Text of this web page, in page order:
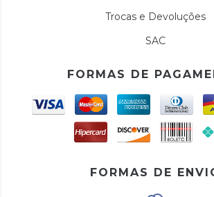
Trocas e Devoluções
SAC
FORMAS DE
FORMAS DE